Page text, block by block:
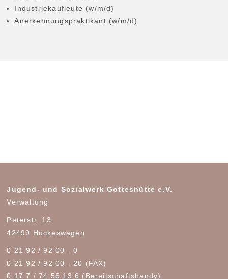
Industriekaufleute (w/m/d)
Anerkennungspraktikant (w/m/d)
Jugend- und Sozialwerk Gotteshütte e.V.
Verwaltung
Peterstr. 13
42499 Hückeswagen
0 21 92 / 92 00 - 0
0 21 92 / 92 00 - 20 (FAX)
0 17 7 / 74 56 13 6 (Bereitschaftshandy)